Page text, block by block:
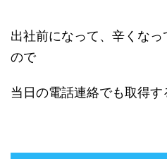
出社前になって、辛くな
ので
当日の電話連絡でも取得す